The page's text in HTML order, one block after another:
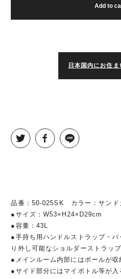
Add to
日本国内にお住
品番：50-025SK カラー：サンド
●サイズ：W53×H24×D29cm
●容量：43L
●手持ち用ハンドルストラップ・
り外し可能なショルダーストラッ
●メインルーム内部にはボールが収
●サイド部分にはマイボトル等が